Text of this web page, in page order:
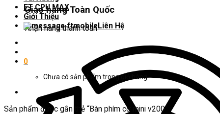
Giao hàng Toàn Quốc
Nhận hàng thanh toán
FT CPU MAX
Giới Thiệu
Liên Hệ
0
Chưa có sản phẩm trong giỏ hàng.
Sản phẩm được gắn thẻ “Bàn phím cơ mini v200”